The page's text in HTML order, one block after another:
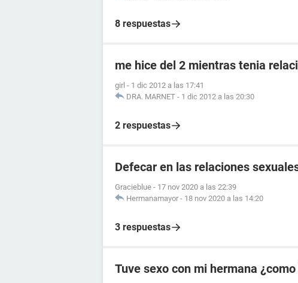
8 respuestas
me hice del 2 mientras tenia
girl - 1 dic 2012 a las 17:41
DRA. MARNET - 1 dic 2012 a las 20:30
2 respuestas
Defecar en las relaciones
Gracieblue - 17 nov 2020 a las 22:39
Hermanamayor - 18 nov 2020 a las 14:20
3 respuestas
Tuve sexo con mi hermana